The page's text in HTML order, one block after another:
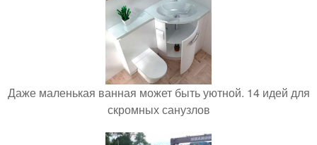
Даже маленькая ванная может быть уютной. 14 идей для
скромных санузлов